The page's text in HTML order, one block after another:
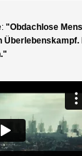
"Obdachlose